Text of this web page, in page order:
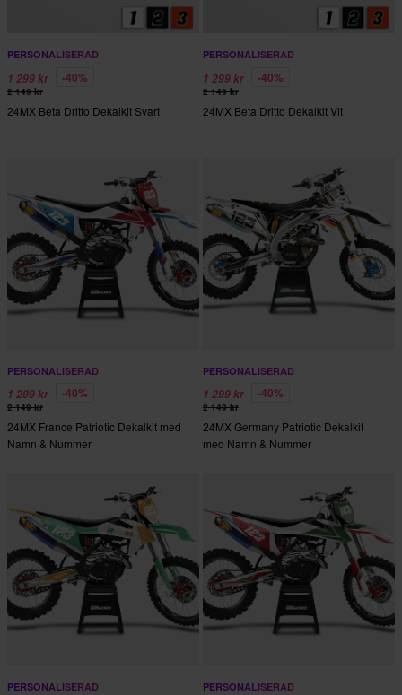
PERSONALISERAD
1 299 kr -40%
2 149 kr
24MX Beta Dritto Dekalkit Svart
PERSONALISERAD
1 299 kr -40%
2 149 kr
24MX Beta Dritto Dekalkit Vit
PERSONALISERAD
1 299 kr -40%
2 149 kr
24MX France Patriotic Dekalkit med
Namn & Nummer
PERSONALISERAD
1 299 kr -40%
2 149 kr
24MX Germany Patriotic Dekalkit
med Namn & Nummer
PERSONALISERAD PERSONALISERAD